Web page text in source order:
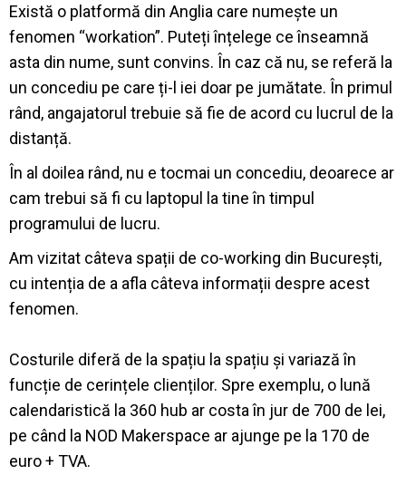
Există o platformă din Anglia care numește un
fenomen “workation”. Puteți înțelege ce înseamnă
asta din nume, sunt convins. În caz că nu, se referă la
un concediu pe care ți-l iei doar pe jumătate. În primul
rând, angajatorul trebuie să fie de acord cu lucrul de la
distanță.
În al doilea rând, nu e tocmai un concediu, deoarece ar
cam trebui să fi cu laptopul la tine în timpul
programului de lucru.
Am vizitat câteva spații de co-working din București,
cu intenția de a afla câteva informații despre acest
fenomen.
Costurile diferă de la spațiu la spațiu și variază în
funcție de cerințele clienților. Spre exemplu, o lună
calendaristică la 360 hub ar costa în jur de 700 de lei,
pe când la NOD Makerspace ar ajunge pe la 170 de
euro + TVA.